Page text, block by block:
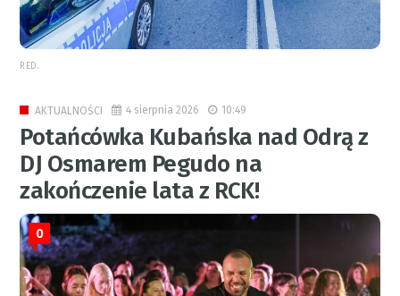
RED.
AKTUALNOŚCI 4 sierpnia 2026 10:49
Potańcówka Kubańska nad Odrą z
DJ Osmarem Pegudo na
zakończenie lata z RCK!
0